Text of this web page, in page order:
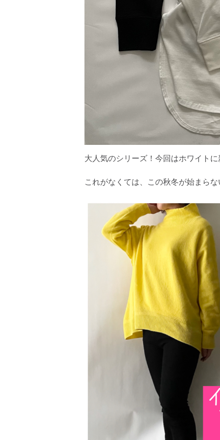
大人気のシリーズ！今回はホワイト
これがなくては、この秋冬が始まら